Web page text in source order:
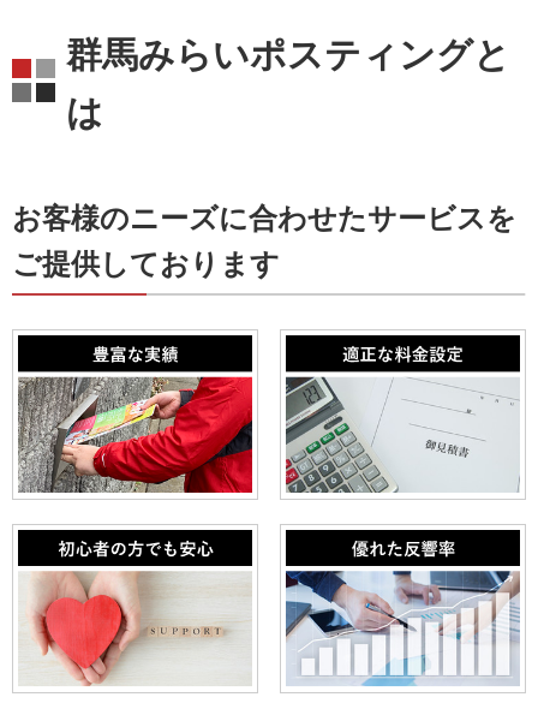
群馬みらいポスティングと
は
お客様のニーズに合わせたサービスを
ご提供しております